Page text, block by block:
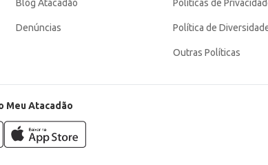
Blog Atacadão
Denúncias
Políticas de
Política de
Outras Políticas
Meu Atacadão